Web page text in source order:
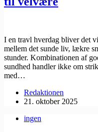
I en travl hverdag bliver det
mellem det sunde liv, lækre
stunder. Kombinationen af
sundhed handler ikke om
med…
Redaktionen
21. oktober 2025
ingen